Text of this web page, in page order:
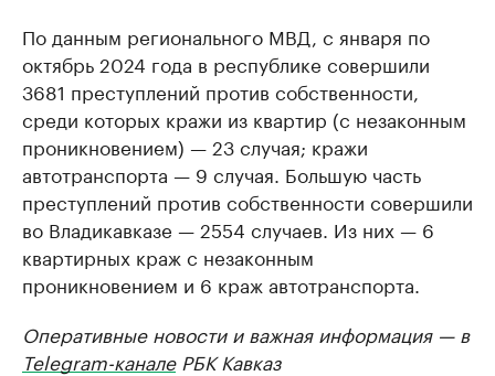
По данным регионального МВД, с января по
октябрь 2024 года в республике совершили
3681 преступлений против собственности,
среди которых кражи из квартир (с незаконным
проникновением) — 23 случая; кражи
автотранспорта — 9 случая. Большую часть
преступлений против собственности совершили
во Владикавказе — 2554 случаев. Из них — 6
квартирных краж с незаконным
проникновением и 6 краж автотранспорта.
Оперативные новости и важная информация — в
Telegram-каналеРБК Кавказ